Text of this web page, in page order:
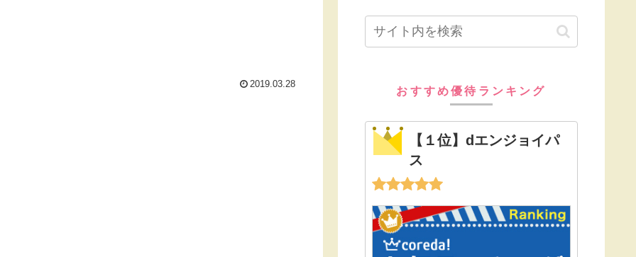
2019.03.28
おすすめ優待ランキング
【１位】dエンジョイパ
ス